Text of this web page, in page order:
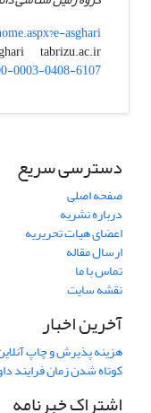
asghari
e-asghari
tabrizu.ac.ir
0003-0408-6107
دسترسی سریع
صفحه اصلی
درباره نشریه
اعضای هیات تحریریه
ارسال مقاله
تماس با ما
نقشه سایت
آخرین اخبار
هزینه پذیرش و چاپ
کوتاه شدن زمان فرایند
اشتراک خبرنامه